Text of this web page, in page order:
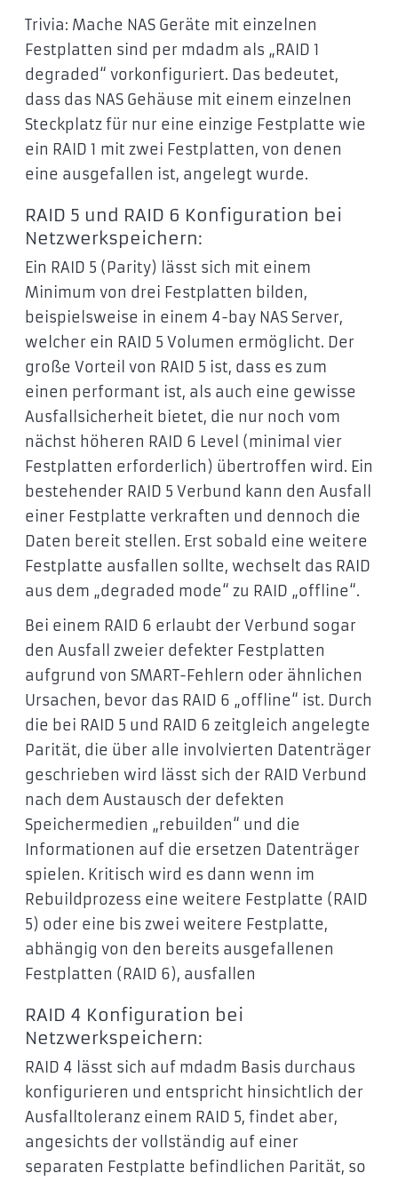
Trivia: Mache NAS Geräte mit einzelnen
Festplatten sind per mdadm als „RAID 1
degraded“ vorkonfiguriert. Das bedeutet,
dass das NAS Gehäuse mit einem einzelnen
Steckplatz für nur eine einzige Festplatte wie
ein RAID 1 mit zwei Festplatten, von denen
eine ausgefallen ist, angelegt wurde.
RAID 5 und RAID 6 Konfiguration bei
Netzwerkspeichern:
Ein RAID 5 (Parity) lässt sich mit einem
Minimum von drei Festplatten bilden,
beispielsweise in einem 4-bay NAS Server,
welcher ein RAID 5 Volumen ermöglicht. Der
große Vorteil von RAID 5 ist, dass es zum
einen performant ist, als auch eine gewisse
Ausfallsicherheit bietet, die nur noch vom
nächst höheren RAID 6 Level (minimal vier
Festplatten erforderlich) übertroffen wird. Ein
bestehender RAID 5 Verbund kann den Ausfall
einer Festplatte verkraften und dennoch die
Daten bereit stellen. Erst sobald eine weitere
Festplatte ausfallen sollte, wechselt das RAID
aus dem „degraded mode“ zu RAID „offline“.
Bei einem RAID 6 erlaubt der Verbund sogar
den Ausfall zweier defekter Festplatten
aufgrund von SMART-Fehlern oder ähnlichen
Ursachen, bevor das RAID 6 „offline“ ist. Durch
die bei RAID 5 und RAID 6 zeitgleich angelegte
Parität, die über alle involvierten Datenträger
geschrieben wird lässt sich der RAID Verbund
nach dem Austausch der defekten
Speichermedien „rebuilden“ und die
Informationen auf die ersetzen Datenträger
spielen. Kritisch wird es dann wenn im
Rebuildprozess eine weitere Festplatte (RAID
5) oder eine bis zwei weitere Festplatte,
abhängig von den bereits ausgefallenen
Festplatten (RAID 6), ausfallen
RAID 4 Konfiguration bei
Netzwerkspeichern:
RAID 4 lässt sich auf mdadm Basis durchaus
konfigurieren und entspricht hinsichtlich der
Ausfalltoleranz einem RAID 5, findet aber,
angesichts der vollständig auf einer
separaten Festplatte befindlichen Parität, so